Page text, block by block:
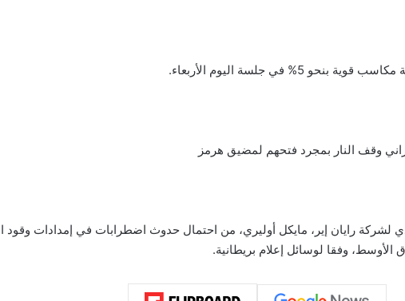
في جلسة اليوم الأربعاء.
وقف النار بمجرد فتحهم لمضيق هرمز
لشركة رايان إير، مايكل أوليري، من احتمال حدوث اضطرابات في إمدادات وقود
وفقا لوسائل إعلام بريطانية.